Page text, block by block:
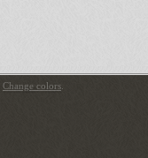
Change colors